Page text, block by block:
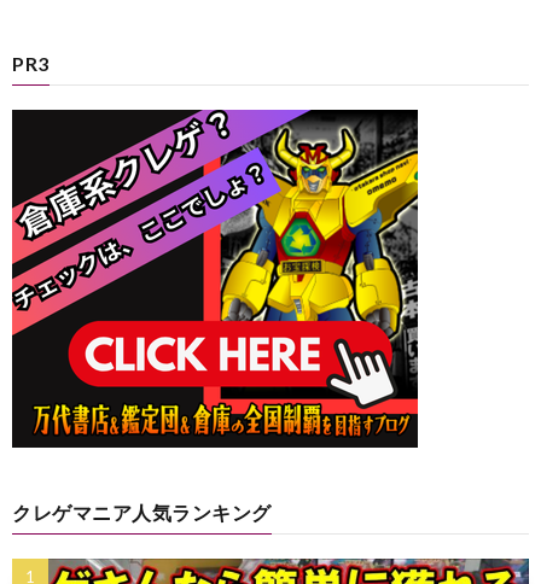
PR3
クレゲマニア人気ランキング